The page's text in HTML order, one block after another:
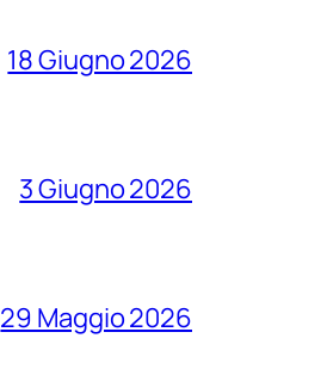
18 Giugno 2026
3 Giugno 2026
29 Maggio 2026